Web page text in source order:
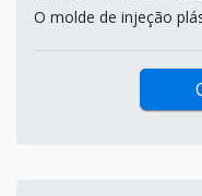
O molde de injeção